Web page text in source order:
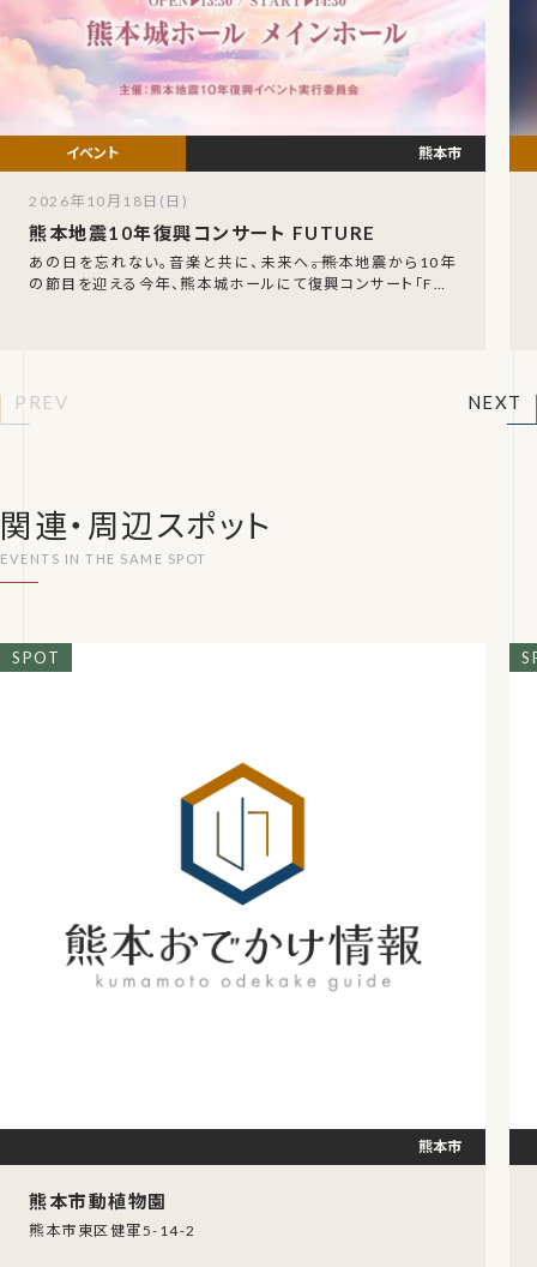
熊本地震10年復興コンサート FUTURE
あの日を忘れない。音楽と共に、未来へ――。熊本地震から10年
の節目を迎える今年、熊本城ホールにて復興コンサート「FUT
熊本市
2026年10月18日(日)
PREV NEXT
関連・周辺スポット
熊本市動植物園
熊本市東区健軍5-14-2
熊本市